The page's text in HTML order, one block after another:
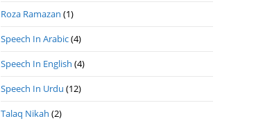
Roza Ramazan (1)
Speech In Arabic(4)
Speech In English (4)
Speech In Urdu (12)
Talaq Nikah (2)